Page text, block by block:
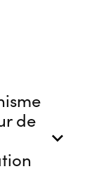
de